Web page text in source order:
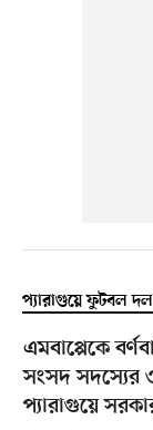
প্যারাগুয়ে ফুটবল
এমবাপ্পেকে
সংসদ সদস্যের
প্যারাগুয়ে